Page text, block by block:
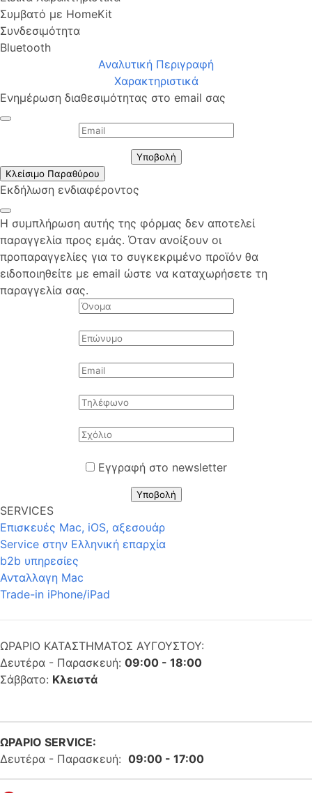
Συμβατό με HomeKit
Συνδεσιμότητα
Bluetooth
Αναλυτική Περιγραφή
Χαρακτηριστικά
Ενημέρωση διαθεσιμότητας στο email σας
Υποβολή
Κλείσιμο Παραθύρου
Εκδήλωση ενδιαφέροντος
Η συμπλήρωση αυτής της φόρμας δεν αποτελεί
παραγγελία προς εμάς. Όταν ανοίξουν οι
προπαραγγελίες για το συγκεκριμένο προϊόν θα
ειδοποιηθείτε με email ώστε να καταχωρήσετε τη
παραγγελία σας.
Εγγραφή στο newsletter
Υποβολή
SERVICES
Επισκευές Mac, iOS, αξεσουάρ
Service στην Eλληνική επαρχία
b2b υπηρεσίες
Ανταλλαγη Mac
Trade-in iPhone/iPad
ΩΡΑΡΙΟ ΚΑΤΑΣΤΗΜΑΤΟΣ ΑΥΓΟΥΣΤΟΥ:
Δευτέρα - Παρασκευή: 09:00 - 18:00
Σάββατο: Κλειστά
ΩΡΑΡΙΟ SERVICE:
Δευτέρα - Παρασκευή: 09:00 - 17:00